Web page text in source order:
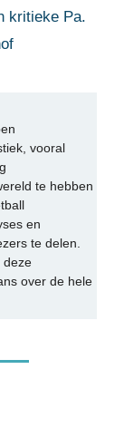
kritieke Pa.
vooral
te hebben
en
te delen.
deze
over de hele